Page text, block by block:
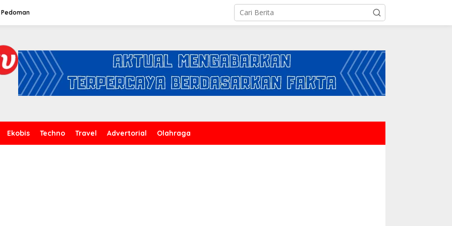
Pedoman
Ekobis Techno Travel Advertorial Olahraga